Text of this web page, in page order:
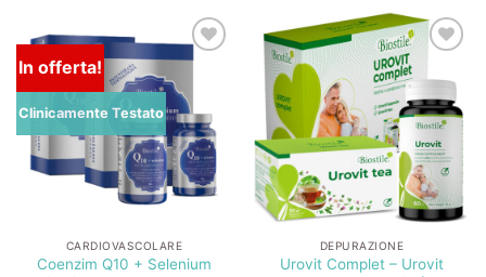
In offerta!
Clinicamente Testato
desideri
CARDIOVASCOLARE
Coenzim Q10 + Selenium
dei
desideri
DEPURAZIONE
Urovit Complet – Urovit